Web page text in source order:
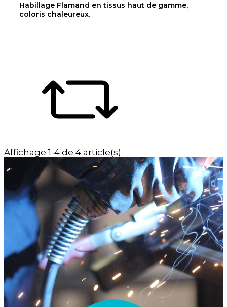
Habillage Flamand en tissus haut de gamme,
coloris chaleureux.
Affichage 1-4 de 4 article(s)